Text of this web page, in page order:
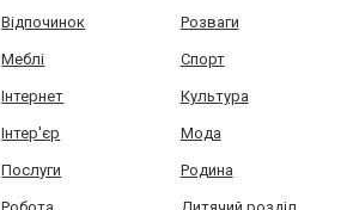
Відпочинок Розваги
Меблі Спорт
Інтернет Культура
Інтер'єр Мода
Послуги Родина